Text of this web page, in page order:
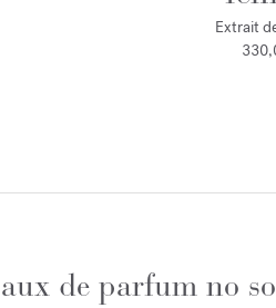
Extrait
de parfum no